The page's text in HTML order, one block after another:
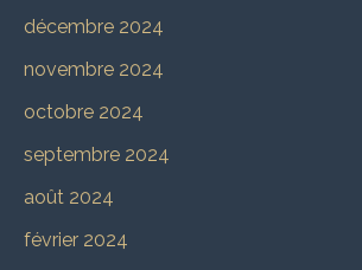
décembre 2024
novembre 2024
octobre 2024
septembre 2024
août 2024
février 2024